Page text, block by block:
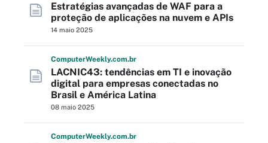
Estratégias avançadas de WAF para a
proteção de aplicações na nuvem e APIs
14 maio 2025
ComputerWeekly.com.br
LACNIC43: tendências em TI e inovação
digital para empresas conectadas no
Brasil e América Latina
08 maio 2025
ComputerWeekly.com.br